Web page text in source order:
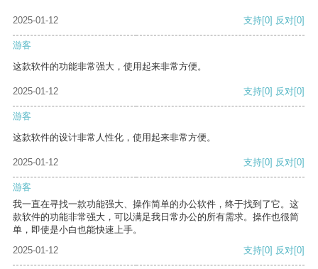
2025-01-12 支持[0] 反对[0]
游客
这款软件的功能非常强大，使用起来非常方便。
2025-01-12 支持[0] 反对[0]
游客
这款软件的设计非常人性化，使用起来非常方便。
2025-01-12 支持[0] 反对[0]
游客
我一直在寻找一款功能强大、操作简单的办公软件，终于找到了它。这
款软件的功能非常强大，可以满足我日常办公的所有需求。操作也很简
单，即使是小白也能快速上手。
2025-01-12
支持[0] 反对[0]